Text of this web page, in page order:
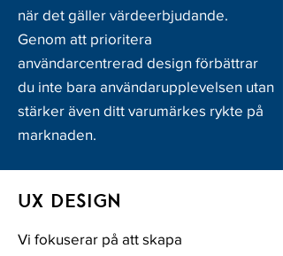
när det gäller värdeerbjudande.
Genom att prioritera
användarcentrerad design förbättrar
du inte bara användarupplevelsen utan
stärker även ditt varumärkes rykte på
marknaden.
UX DESIGN
Vi fokuserar på att skapa